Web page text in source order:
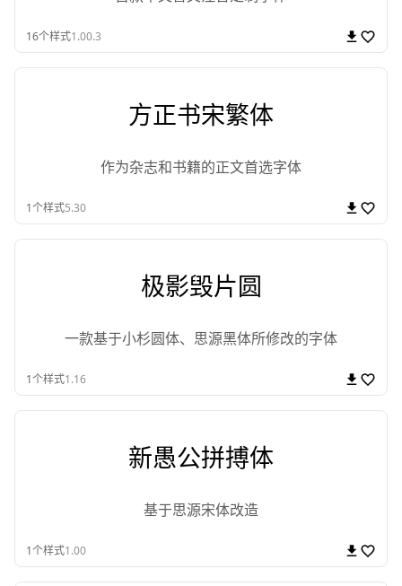
16个样式1.00.3
方正书宋繁体
作为杂志和书籍的正文首选字体
1个样式5.30
极影毁片圆
一款基于小杉圆体、思源黑体所修改的字体
1个样式1.16
新愚公拼搏体
基于思源宋体改造
1个样式1.00